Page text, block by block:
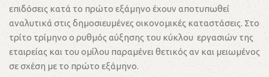
επιδόσεις κατά το πρώτο εξάμηνο έχουν αποτυπωθεί
αναλυτικά στις δημοσιευμένες οικονομικές καταστάσεις. Στο
τρίτο τρίμηνο ο ρυθμός αύξησης του κύκλου εργασιών της
εταιρείας και του ομίλου παραμένει θετικός αν και μειωμένος
σε σχέση με το πρώτο εξάμηνο.